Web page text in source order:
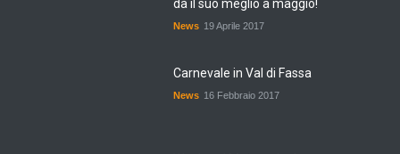
News 19 Aprile 2017
News 16 Febbraio 2017